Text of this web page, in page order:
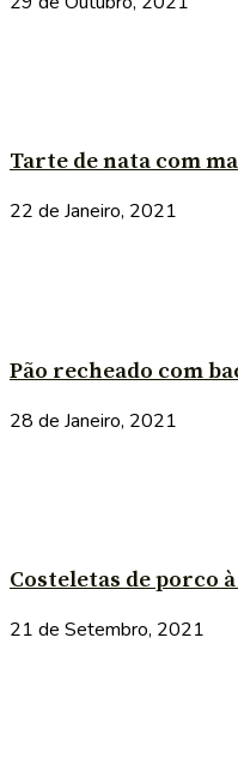
Tarte de nata com
22 de Janeiro, 2021
Pão recheado com
28 de Janeiro, 2021
Costeletas de porco
21 de Setembro, 2021